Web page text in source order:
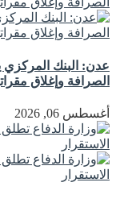
عدن: البنك
الصرافة وإغلاق
أغسطس 06, 2026